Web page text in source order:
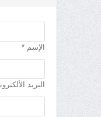
الإسم *
البريد